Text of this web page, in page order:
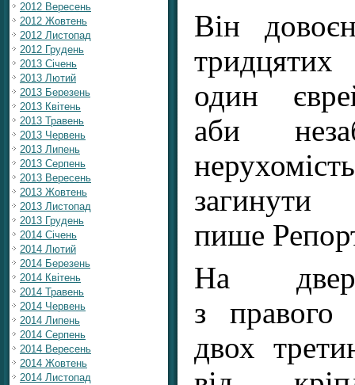
2012 Вересень
2012 Жовтень
2012 Листопад
2012 Грудень
2013 Січень
2013 Лютий
2013 Березень
2013 Квітень
2013 Травень
2013 Червень
2013 Липень
2013 Серпень
2013 Вересень
2013 Жовтень
2013 Листопад
2013 Грудень
2014 Січень
2014 Лютий
2014 Березень
2014 Квітень
2014 Травень
2014 Червень
2014 Липень
2014 Серпень
2014 Вересень
2014 Жовтень
2014 Листопад
Він
тридцятих
один
аби
пише
На
з правого
двох